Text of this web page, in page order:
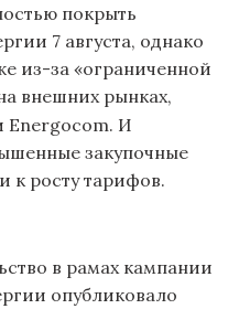
покрыть
7 августа, однако
из-за «ограниченной
внешних рынках,
Energocom. И
закупочные
к росту тарифов.
в рамах кампании
опубликовало